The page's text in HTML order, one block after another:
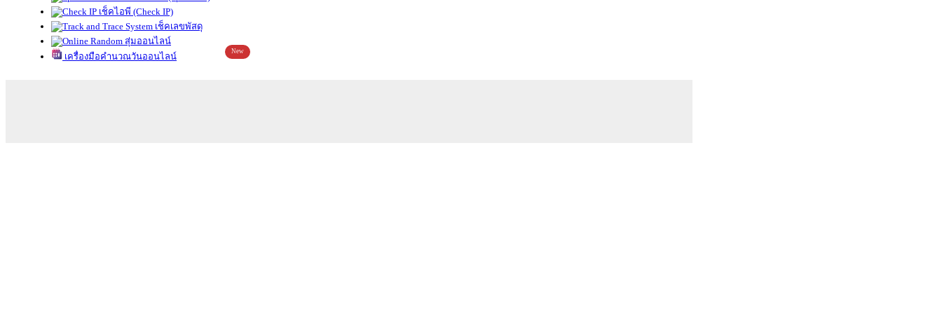
เช็คไอพี (Check IP)
เช็คเลขพัสดุ
สุ่มออนไลน์
เครื่องมือคำนวณวันออนไลน์
New